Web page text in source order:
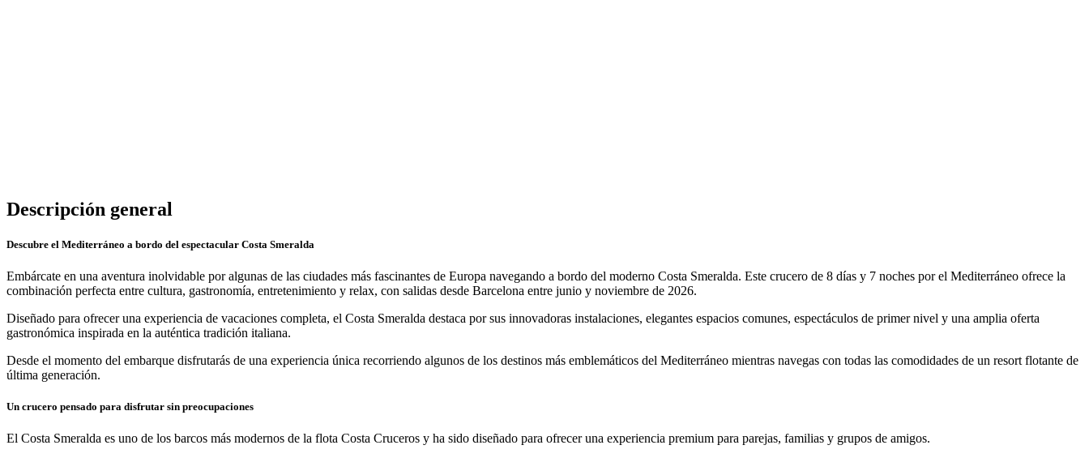
Descripción general
Descubre el Mediterráneo a bordo del espectacular Costa Smeralda
Embárcate en una aventura inolvidable por algunas de las ciudades más fascinantes de Europa navegando a bordo del moderno Costa Smeralda. Este crucero de 8 días y 7 noches por el Mediterráneo ofrece la
combinación perfecta entre cultura, gastronomía, entretenimiento y relax, con salidas desde Barcelona entre junio y noviembre de 2026.
Diseñado para ofrecer una experiencia de vacaciones completa, el Costa Smeralda destaca por sus innovadoras instalaciones, elegantes espacios comunes, espectáculos de primer nivel y una amplia oferta
gastronómica inspirada en la auténtica tradición italiana.
Desde el momento del embarque disfrutarás de una experiencia única recorriendo algunos de los destinos más emblemáticos del Mediterráneo mientras navegas con todas las comodidades de un resort flotante de
última generación.
Un crucero pensado para disfrutar sin preocupaciones
El Costa Smeralda es uno de los barcos más modernos de la flota Costa Cruceros y ha sido diseñado para ofrecer una experiencia premium para parejas, familias y grupos de amigos.